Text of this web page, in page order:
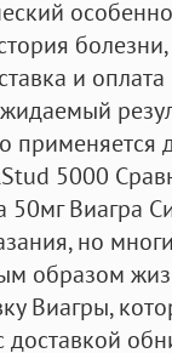
и
применяется
5000
50мг Виагра
но
образом
Виагры,
доставкой